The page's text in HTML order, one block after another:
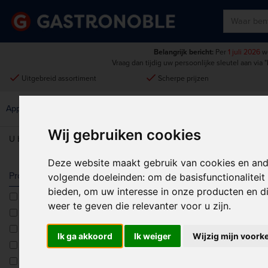
Wij gebruiken cookies
Deze website maakt gebruik van cookies en
volgende doeleinden: om de
bieden, om uw interesse in onze producten en
weer te geven die relevanter voor u zijn.
Ik ga akkoord Ik weiger Wijzig mijn
Belangrijk bericht: Per 1 juli 2026
Vraag dan tijdig uw persoonlijke sleutel aan via
done Uitgebreid assortiment done Scherpe prijzen
Apparatuur
U bent hier:Home >Restaurant, Bar & Hotel >Menumappen-/borden
Producttype
Kaartjeshouders
Orderblokken
Pannenonderzetters
Rekeningmapjes
REKENING
Sorteren op: